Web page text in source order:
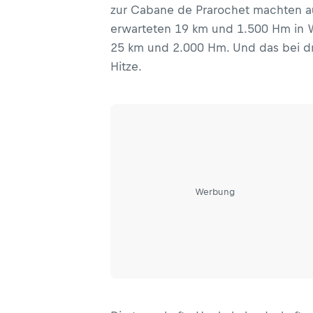
zur Cabane de Prarochet machten
erwarteten 19 km und 1.500 Hm in
25 km und 2.000 Hm. Und das bei
Hitze.
Werbung